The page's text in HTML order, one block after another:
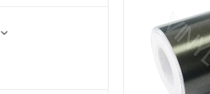
Купить в 1 клик
В избранное